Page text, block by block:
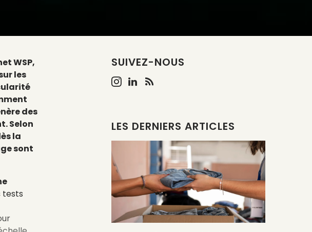
WSP,
les
des
Selon
la
sont
tests
SUIVEZ-NOUS
LES DERNIERS ARTICLES